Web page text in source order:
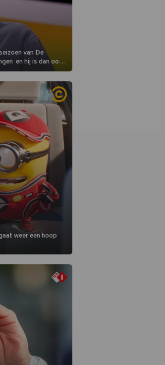
van De
en hij is dan ook
En er is
El Ahmadi
weer een hoop